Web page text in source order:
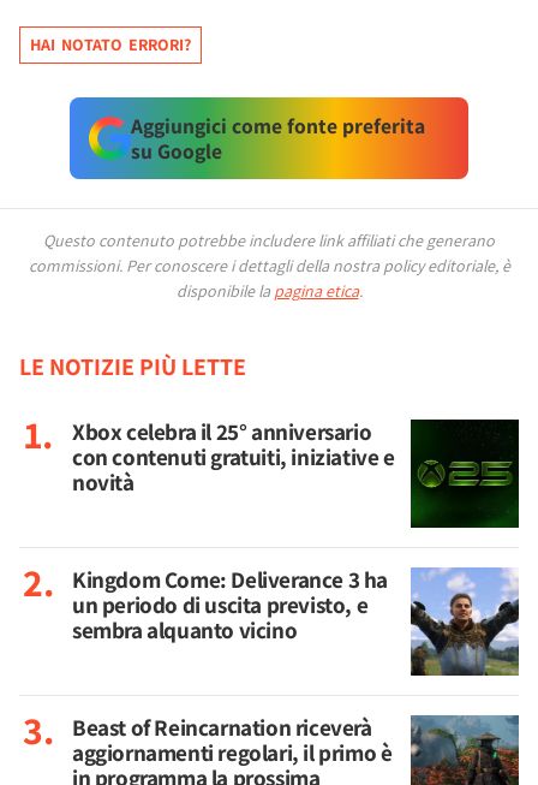
HAI NOTATO ERRORI?
Aggiungici come fonte preferita
su Google
Questo contenuto potrebbe includere link affiliati che generano
commissioni. Per conoscere i dettagli della nostra policy editoriale, è
disponibile la pagina etica.
LE NOTIZIE PIÙ LETTE
Xbox celebra il 25° anniversario
con contenuti gratuiti, iniziative e
novità
Kingdom Come: Deliverance 3 ha
un periodo di uscita previsto, e
sembra alquanto vicino
Beast of Reincarnation riceverà
aggiornamenti regolari, il primo è
in programma la prossima